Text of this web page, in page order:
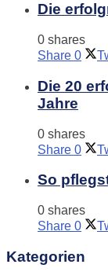
Die
0 shares
Share 0
Die 20
Jahre
0 shares
Share 0
So
0 shares
Share 0
Kategorien